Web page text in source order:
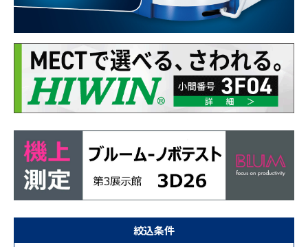
絞込条件